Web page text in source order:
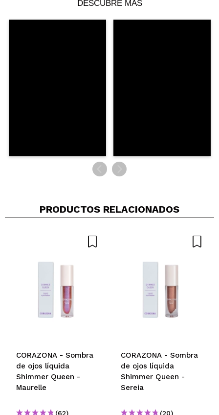
¿Recomendarías su compra?Si
DESCUBRE MÁS
PRODUCTOS RELACIONADOS
CORAZONA - Sombra
de ojos líquida
Shimmer Queen -
Maurelle
(62)
CORAZONA - Sombra
de ojos líquida
Shimmer Queen -
Sereia
(20)